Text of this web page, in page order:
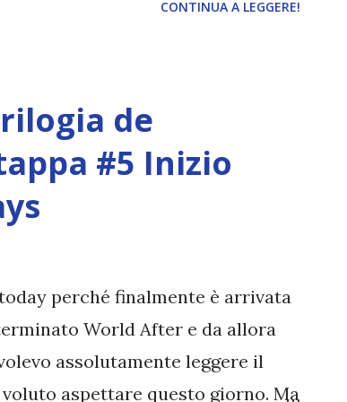
Kate meglio di tutti. È lei a
si divertiva a vivere mille vite.
diversa ogni volta, conosceva
alla tentazione e, usando le
anche lei, e vivere per una
CONTINUA A LEGGERE!
de
#5 Inizio
perché finalmente è arrivata
World After e da allora
assolutamente leggere il
aspettare questo giorno. Ma